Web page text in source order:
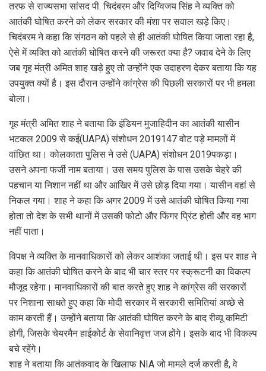
तरफ से राज्यसभा सांसद पी. चिदंबरम और दिग्विजय सिंह ने व्यक्ति को
आतंकी घोषित करने को लेकर सरकार की मंशा पर सवाल खड़े किए।
चिदंबरम ने कहा कि संगठन को पहले से ही आतंकी घोषित किया जाता रहा है,
ऐसे में व्यक्ति को आतंकी घोषित करने की जरूरत क्या है? जवाब देने के लिए
जब गृह मंत्री अमित शाह खड़े हुए तो उन्होंने एक उदाहरण देकर बताया कि यह
उपयुक्त क्यों है। इस दौरान उन्होंने कांग्रेस की पिछली सरकारों पर भी हमला
बोला।
गृह मंत्री अमित शाह ने बताया कि इंडियन मुजाहिदीन का आतंकी यासीन
भटकल 2009 से कई(UAPA) संशोधन 2019147 वोट पड़े मामलों में
वांछित था। कोलकाता पुलिस ने उसे (UAPA) संशोधन 2019पकड़ा।
उसने अपना फर्जी नाम बताया। उस समय पुलिस के पास उसके चेहरे की
पहचान या निशान नहीं था और आखिर में उसे छोड़ दिया गया। यासीन वहां से
निकल गया। शाह ने कहा कि अगर 2009 में उसे आतंकी घोषित किया गया
होता तो देश के सभी थानों में उसकी फोटो और फिंगर प्रिंट होती और वह भाग
नहीं पाता।
विपक्ष ने व्यक्ति के मानवाधिकारों को लेकर आशंका जताई थी। इस पर शाह ने
कहा कि आतंकी घोषित करने के बाद भी चार स्तर पर स्क्रूटनी का विकल्प
मौजूद रहेगा। मानवाधिकारों की बात करते हुए शाह ने कांग्रेस की सरकारों
पर निशाना साधते हुए कहा कि मोदी सरकार में सरकारी समितियां अच्छे से
काम करती हैं। उन्होंने बताया कि आतंकी घोषित करने के बाद रीव्यू कमिटी
होगी, जिसके चेयरमैन हाईकोर्ट के सेवानिवृत्त जज होंगे। इसके बाद भी विकल्प
बचे रहेंगे।
शाह ने बताया कि आतंकवाद के खिलाफ NIA जो मामले दर्ज करती है, वे